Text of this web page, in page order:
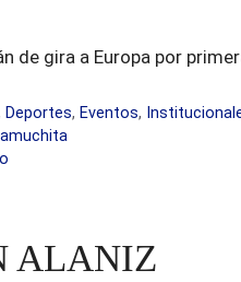
de gira a Europa por
Deportes, Eventos,
ALANIZ